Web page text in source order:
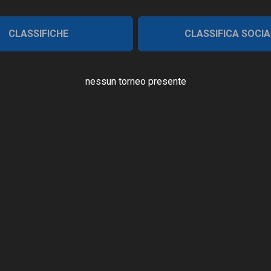
CLASSIFICHE CLASSIFICA
nessun torneo presente